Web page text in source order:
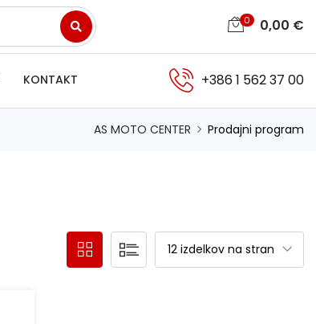
0 0,00 €
KONTAKT +386 1 562 37 00
AS MOTO CENTER Prodajni program